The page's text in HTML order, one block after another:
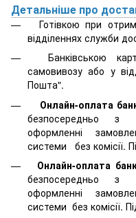
Детальніше про
Готівкою при
відділеннях служби
Банківською
самовивозу або у
Пошта".
Онлайн-оплата
безпосередньо з
оформленні
системи
без комісії.
Онлайн-оплата
безпосередньо з
оформленні
системи без комісії.